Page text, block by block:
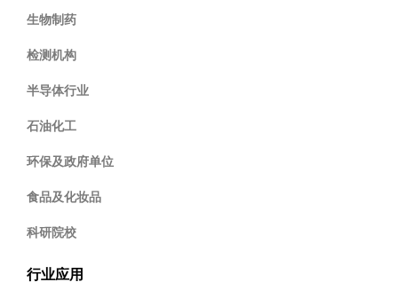
生物制药
检测机构
半导体行业
石油化工
环保及政府单位
食品及化妆品
科研院校
行业应用